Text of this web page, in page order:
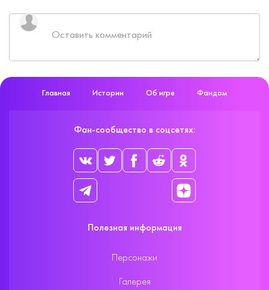
Главная Истории Об игре Фандом
Фан-сообщество в соцсетях:
Полезная информация
Персонажи
Галерея